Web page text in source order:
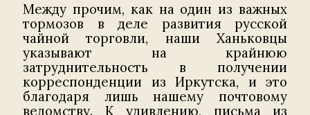
Между прочим, как на один из важных
тормозов в деле развития русской
чайной торговли, наши Ханьковцы
указывают на крайнюю
затруднительность в получении
корреспонденции из Иркутска, и это
благодаря лишь нашему почтовому
ведомству. К удивлению, письма из